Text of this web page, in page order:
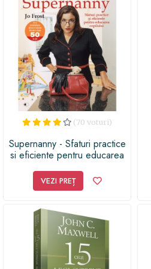
(70 voturi)
Supernanny - Sfaturi practice
si eficiente pentru educarea
VEZI PREȚ